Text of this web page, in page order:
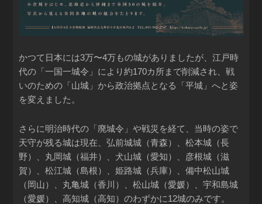
かつて日本には3万〜4万もの城がありましたが、江戸時
代の「一国一城令」により約170カ所まで削減され、戦
いのための「山城」から政治拠点となる「平城」へと姿
を変えました。
さらに明治時代の「廃城令」や戦災を経て、当時の姿で
天守が残る城は現在、弘前城城（青森）、松本城（長
野）、丸岡城（福井）、犬山城（愛知）、彦根城（滋
賀）、松江城（島根）、姫路城（兵庫）、備中松山城
（岡山）、丸亀城（香川）、松山城（愛媛）、宇和島城
（愛媛）、高知城（高知）のわずかに12城のみです。